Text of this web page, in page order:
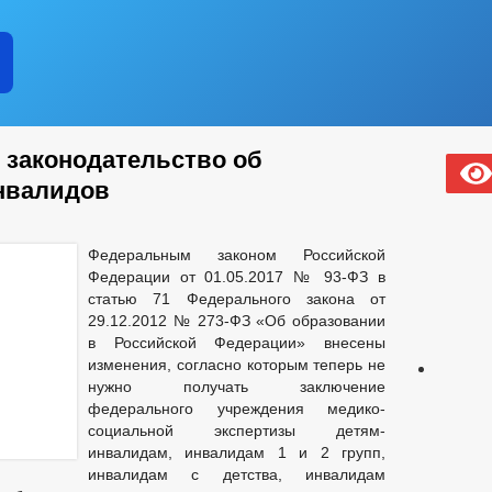
О ДЕЯТЕЛЬНОСТИ
МУНИЦИПАЛЬНУЮ СЛУЖБУ
_
ФУНКЦИИ
ТЕКСТЫ ОФИЦИАЛЬНЫХ ВЫСТУПЛЕНИЙ И
СЛУЖАЩИХ АДМИНИСТРАЦИИ
О ДОХОДАХ
ЗАДАЧИ И ФУНКЦИИ
ИНЫЕ АКТЫ В СФЕРЕ ПРОТИВОДЕЙСТВИЯ КОРРУПЦИИ
МАТЕРИАЛЫ
СВЯЗАННЫХ С ПРОТИВОДЕЙСТВИЕМ КОРРУПЦИИ, ДЛЯ
ИМУЩЕСТВЕ И ОБЯЗАТЕЛЬСТВАХ ИМУЩЕСТВЕННОГО ХАРАКТЕРА
К СЛУЖЕБНОМУ ПОВЕДЕНИЮ И УРЕГУЛИРОВАНИЮ КОНФЛИКТА
ФАКТАХ КОРРУПЦИИ
ПРОТЕСТЫ ПРОЕКТЫ К ОБСУЖДЕНИЮ
АДМИНИСТРАТИВНЫЕ РЕГЛАМЕНТЫ
об
Федеральным законом Российской
Федерации от 01.05.2017 № 93-ФЗ в
статью 71 Федерального закона от
29.12.2012 № 273-ФЗ «Об образовании
в Российской Федерации» внесены
изменения, согласно которым теперь не
нужно получать заключение
федерального учреждения медико-
социальной экспертизы детям-
инвалидам, инвалидам 1 и 2 групп,
инвалидам с детства, инвалидам